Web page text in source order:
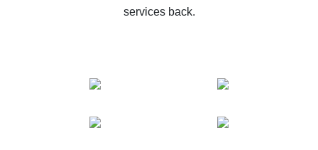
services back.